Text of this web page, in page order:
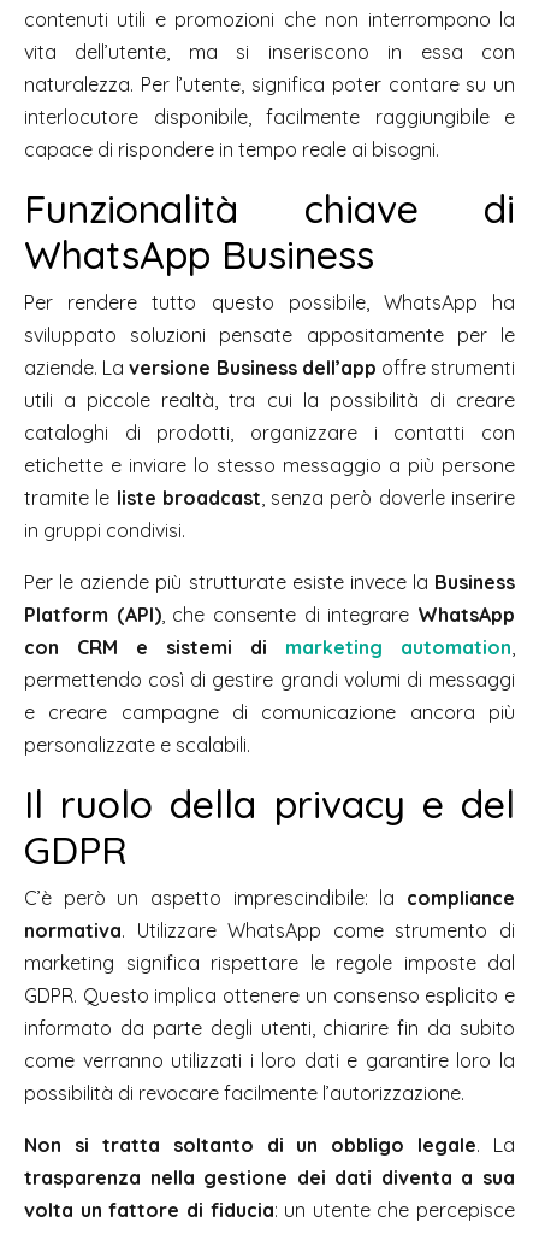
contenuti utili e promozioni che non interrompono la
vita dell’utente, ma si inseriscono in essa con
naturalezza. Per l’utente, significa poter contare su un
interlocutore disponibile, facilmente raggiungibile e
capace di rispondere in tempo reale ai bisogni.
Funzionalità chiave di
WhatsApp Business
Per rendere tutto questo possibile, WhatsApp ha
sviluppato soluzioni pensate appositamente per le
aziende. Laversione Business dell’app offre strumenti
utili a piccole realtà, tra cui la possibilità di creare
cataloghi di prodotti, organizzare i contatti con
etichette e inviare lo stesso messaggio a più persone
tramite le liste broadcast, senza però doverle inserire
in gruppi condivisi.
Per le aziende più strutturate esiste invece la Business
Platform (API), che consente di integrare WhatsApp
con CRM e sistemi di marketing automation,
permettendo così di gestire grandi volumi di messaggi
e creare campagne di comunicazione ancora più
personalizzate e scalabili.
Il ruolo della privacy e del
GDPR
C’è però un aspetto imprescindibile: la compliance
normativa. Utilizzare WhatsApp come strumento di
marketing significa rispettare le regole imposte dal
GDPR. Questo implica ottenere un consenso esplicito e
informato da parte degli utenti, chiarire fin da subito
come verranno utilizzati i loro dati e garantire loro la
possibilità di revocare facilmente l’autorizzazione.
Non si tratta soltanto di un obbligo legale. La
trasparenza nella gestione dei dati diventa a sua
volta un fattore di fiducia: un utente che percepisce